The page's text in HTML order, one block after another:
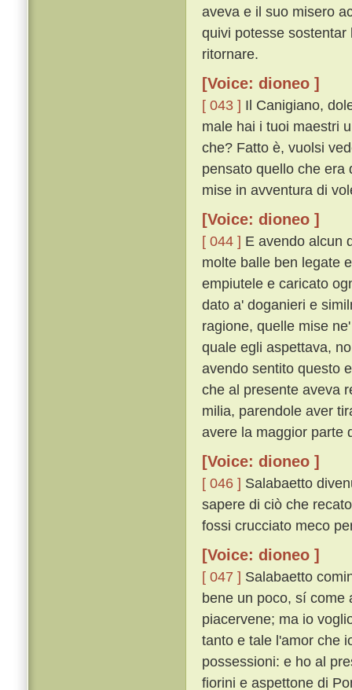
aveva e il suo misero
quivi potesse
ritornare.
[Voice: dioneo ]
[ 043 ] Il Canigiano,
male hai i tuoi maestri
che? Fatto è, vuolsi
pensato quello che era
mise in avventura di
[Voice: dioneo ]
[ 044 ] E avendo alcun
molte balle ben legate
empiutele e caricato
dato a' doganieri e
ragione, quelle mise
quale egli aspettava,
avendo sentito questo
che al presente aveva
milia, parendole aver
avere la maggior parte
[Voice: dioneo ]
[ 046 ] Salabaetto
sapere di ciò che
fossi crucciato meco
[Voice: dioneo ]
[ 047 ] Salabaetto
bene un poco, sí come
piacervene; ma io
tanto e tale l'amor che
possessioni: e ho al
fiorini e aspettone di